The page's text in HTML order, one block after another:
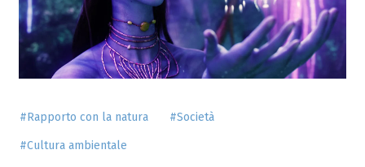
#Rapporto con la natura #Società
#Cultura ambientale